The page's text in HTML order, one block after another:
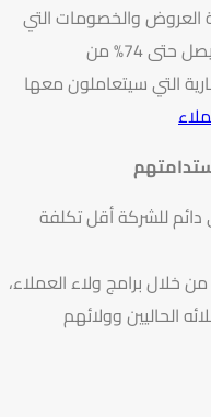
العروض والخصومات التي
تُقدم للعملاء والزبائن عاملًا مهمًا لما يصل حتى 74% من
التي سيتعاملون معها
للشركة أقل تكلفة
خلال برامج ولاء العملاء،
الحاليين وولائهم